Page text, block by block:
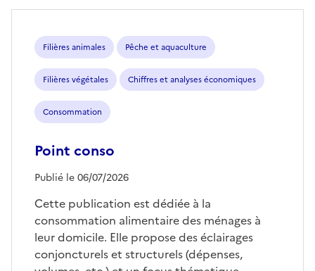
Filières animales Pêche et aquaculture
Filières végétales Chiffres et analyses économiques
Consommation
Point conso
Publié le 06/07/2026
Cette publication est dédiée à la
consommation alimentaire des ménages à
leur domicile. Elle propose des éclairages
conjoncturels et structurels (dépenses,